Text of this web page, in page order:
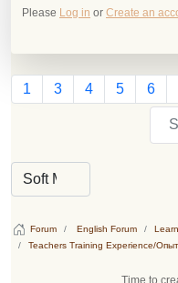
Please Log in or Create an
1 3 4 5 6
Forum English Forum
Teachers Training Experience/
Time to